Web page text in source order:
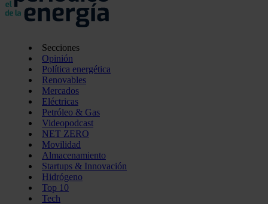
Secciones
Opinión
Política energética
Renovables
Mercados
Eléctricas
Petróleo & Gas
Videopodcast
NET ZERO
Movilidad
Almacenamiento
Startups & Innovación
Hidrógeno
Top 10
Tech